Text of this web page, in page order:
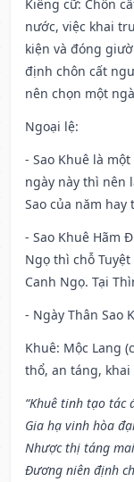
Kiêng cữ: Chôn
nước, việc khai
kiện và đóng
định chôn cất
nên chọn một
Ngoại lệ:
- Sao Khuê là
ngày này thì nên
Sao của năm
- Sao Khuê Hãm
Ngọ thì chỗ
Canh Ngọ. Tại
- Ngày Thân Sao
Khuê: Mộc Lang
thổ, an táng,
“Khuê tinh tạo tác
Gia hạ vinh hòa
Nhược thị táng
Đương niên định